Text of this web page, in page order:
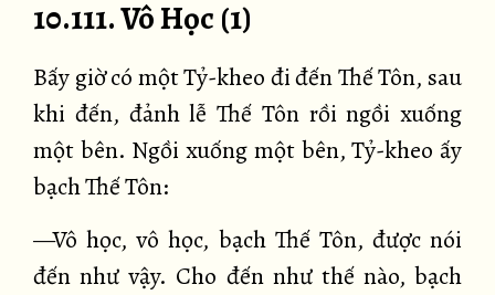
10.111. Vô Học (1)
Bấy giờ có một Tỷ-kheo đi đến Thế Tôn, sau
khi đến, đảnh lễ Thế Tôn rồi ngồi xuống
một bên. Ngồi xuống một bên, Tỷ-kheo ấy
bạch Thế Tôn:
—Vô học, vô học, bạch Thế Tôn, được nói
đến như vậy. Cho đến như thế nào, bạch